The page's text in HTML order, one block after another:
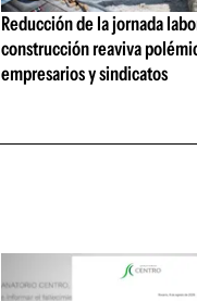
Reducción de la jornada
construcción reaviva
empresarios y sindicatos